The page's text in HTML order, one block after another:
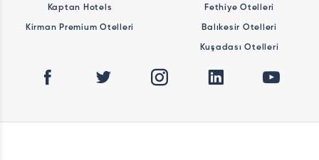
Kaptan Hotels
Kirman Premium Otelleri
Fethiye Otelleri
Balıkesir Otelleri
Kuşadası Otelleri